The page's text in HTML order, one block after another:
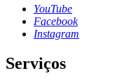
YouTube
Facebook
Instagram
Serviços